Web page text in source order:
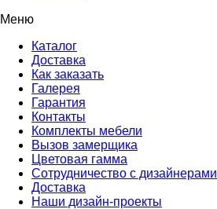
Меню
Каталог
Доставка
Как заказать
Галерея
Гарантия
Контакты
Комплекты мебели
Вызов замерщика
Цветовая гамма
Сотрудничество с дизайнерами
Доставка
Наши дизайн-проекты